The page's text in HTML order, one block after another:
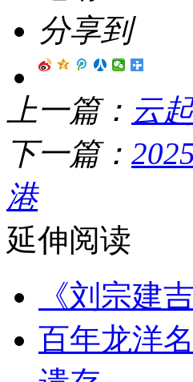
分享到
上一篇： 云
下一篇：
港
延伸阅读
《刘宗建
百年龙洋